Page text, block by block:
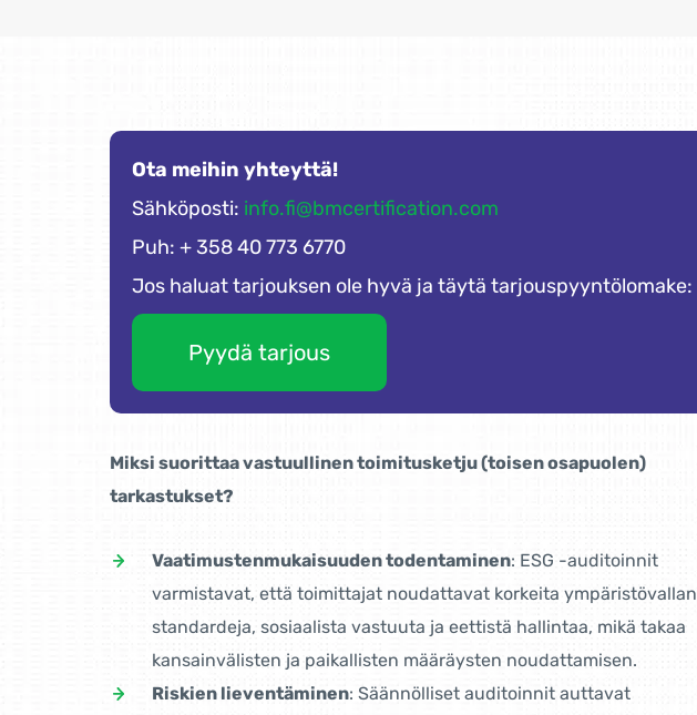
Ota meihin yhteyttä!
Sähköposti: info.fi@bmcertification.com
Puh: + 358 40 773 6770
Jos haluat tarjouksen ole hyvä ja täytä tarjouspyyntölomake:
Pyydä tarjous
Miksi suorittaa vastuullinen toimitusketju (toisen osapuolen)
tarkastukset?
Vaatimustenmukaisuuden todentaminen: ESG -auditoinnit
varmistavat, että toimittajat noudattavat korkeita ympäristövallan
standardeja, sosiaalista vastuuta ja eettistä hallintaa, mikä takaa
kansainvälisten ja paikallisten määräysten noudattamisen.
Riskien lieventäminen: Säännölliset auditoinnit auttavat